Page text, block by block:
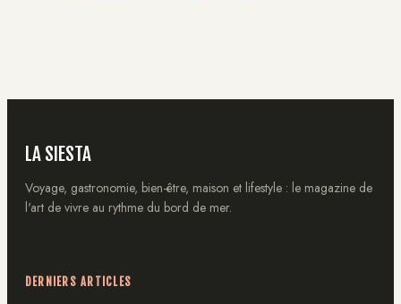
LA SIESTA
Voyage, gastronomie, bien-être, maison et lifestyle : le magazine de
l'art de vivre au rythme du bord de mer.
DERNIERS ARTICLES